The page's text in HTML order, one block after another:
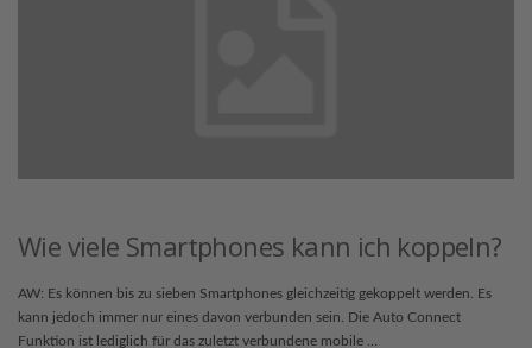
Wie viele Smartphones kann ich koppeln?
AW: Es können bis zu sieben Smartphones gleichzeitig gekoppelt werden. Es
kann jedoch immer nur eines davon verbunden sein. Die Auto Connect
Funktion ist lediglich für das zuletzt verbundene mobile …